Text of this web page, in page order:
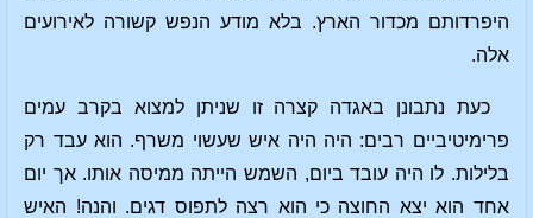
היפרדותם מכדור הארץ. בלא מודע הנפש קשורה לאירועים
אלה.
כעת נתבונן באגדה קצרה זו שניתן למצוא בקרב עמים
פרימיטיביים רבים: היה היה איש שעשוי משרף. הוא עבד רק
בלילות. לו היה עובד ביום, השמש הייתה ממיסה אותו. אך יום
אחד הוא יצא החוצה כי הוא רצה לתפוס דגים. והנה! האיש